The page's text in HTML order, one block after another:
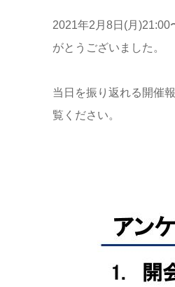
2021年2月8日(月)21:00
がとうございました。
当日を振り返れる開催
覧ください。